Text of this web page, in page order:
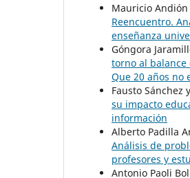
Mauricio Andión
Reencuentro.
enseñanza
Góngora
torno al balance
Que 20 años no
Fausto Sánchez
su impacto
información
Alberto Padilla
Análisis de
profesores y
Antonio Paoli